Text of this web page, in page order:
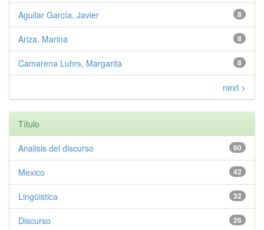
8
Aguilar García, Javier
8
Ariza, Marina
8
Camarena Luhrs, Margarita
next >
Título
60
Analisis del discurso
42
Mexico
32
Lingüistica
26
Discurso